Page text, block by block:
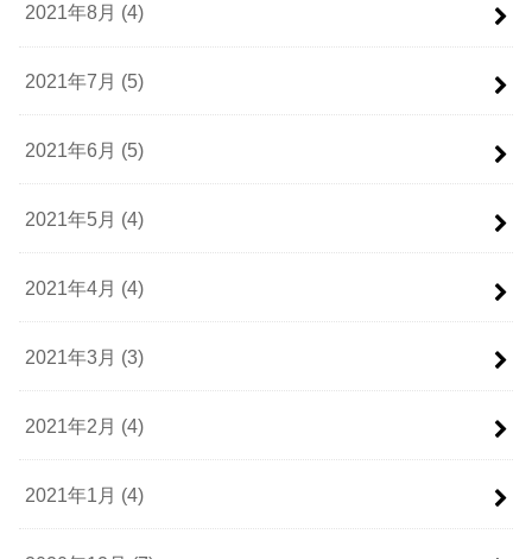
2021年8月 (4)
2021年7月 (5)
2021年6月 (5)
2021年5月 (4)
2021年4月 (4)
2021年3月 (3)
2021年2月 (4)
2021年1月 (4)